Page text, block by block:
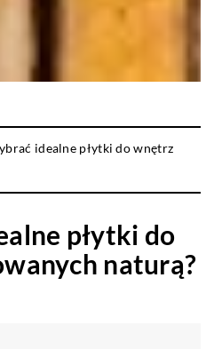
idealne płytki do wnętrz
płytki do
naturą?